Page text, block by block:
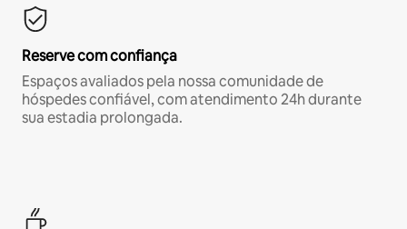
Reserve com confiança
Espaços avaliados pela nossa comunidade de
hóspedes confiável, com atendimento 24h durante
sua estadia prolongada.